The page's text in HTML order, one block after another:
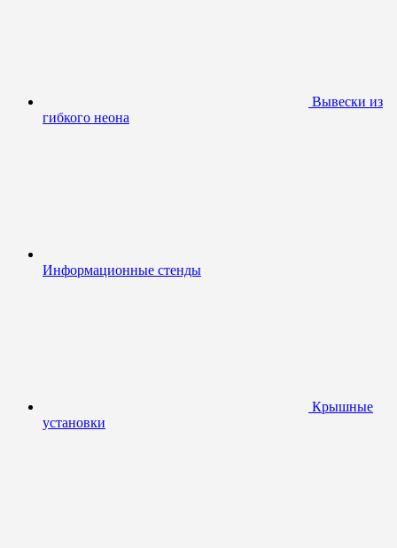
Вывески из
гибкого неона
Информационные стенды
Крышные
установки